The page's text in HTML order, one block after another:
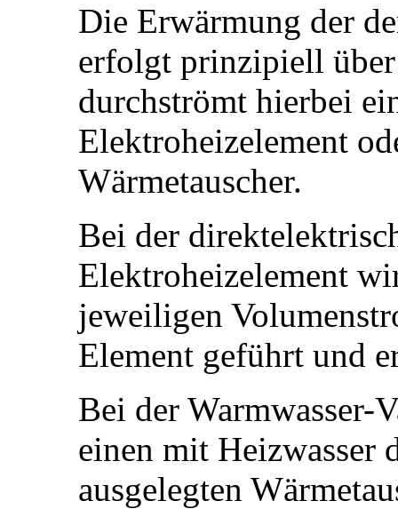
Die Erwärmung der
erfolgt prinzipiell
durchströmt hierbei
Elektroheizelement
Wärmetauscher.
Bei der
Elektroheizelement
jeweiligen
Element geführt und
Bei der Warmwasser-
einen mit Heizwasser
ausgelegten